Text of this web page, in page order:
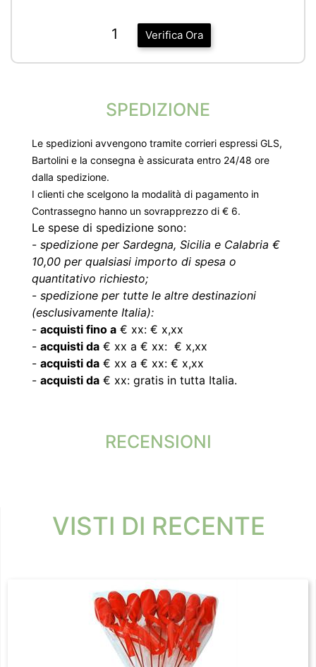
Verifica Ora
1
SPEDIZIONE
Le spedizioni avvengono tramite corrieri espressi GLS,
Bartolini e la consegna è assicurata entro 24/48 ore
dalla spedizione.
I clienti che scelgono la modalità di pagamento in
Contrassegno hanno un sovrapprezzo di € 6.
Le spese di spedizione sono:
- spedizione per Sardegna, Sicilia e Calabria €
10,00 per qualsiasi importo di spesa o
quantitativo richiesto;
- spedizione per tutte le altre destinazioni
(esclusivamente Italia):
- acquisti fino a € xx: € x,xx
- acquisti da € xx a € xx: € x,xx
- acquisti da € xx a € xx: € x,xx
- acquisti da € xx: gratis in tutta Italia.
RECENSIONI
VISTI DI RECENTE